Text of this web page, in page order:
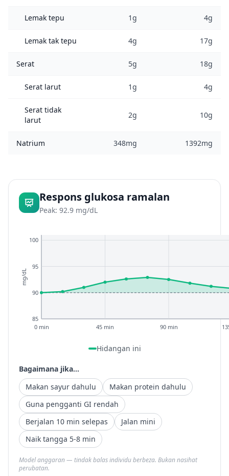
Lemak tepu 1g 4g
Lemak tak tepu 4g 17g
Serat 5g 18g
Serat larut 1g 4g
Serat tidak
larut
2g 10g
Natrium 348mg 1392mg
Respons glukosa ramalan
Peak: 92.9 mg/dL
85
90
95
100
0 min 45 min 90 min
mg/dL
Hidangan ini
Bagaimana jika...
Makan sayur dahulu
Makan protein dahulu
Guna pengganti GI rendah
Berjalan 10 min selepas
Jalan mini
Naik tangga 5-8 min
Model anggaran — tindak balas individu berbeza. Bukan nasihat
perubatan.